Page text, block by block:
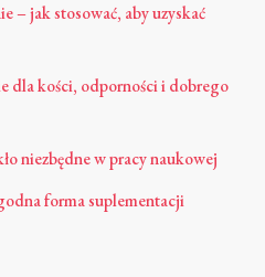
– jak stosować, aby uzyskać
dla kości, odporności i dobrego
niezbędne w pracy naukowej
forma suplementacji